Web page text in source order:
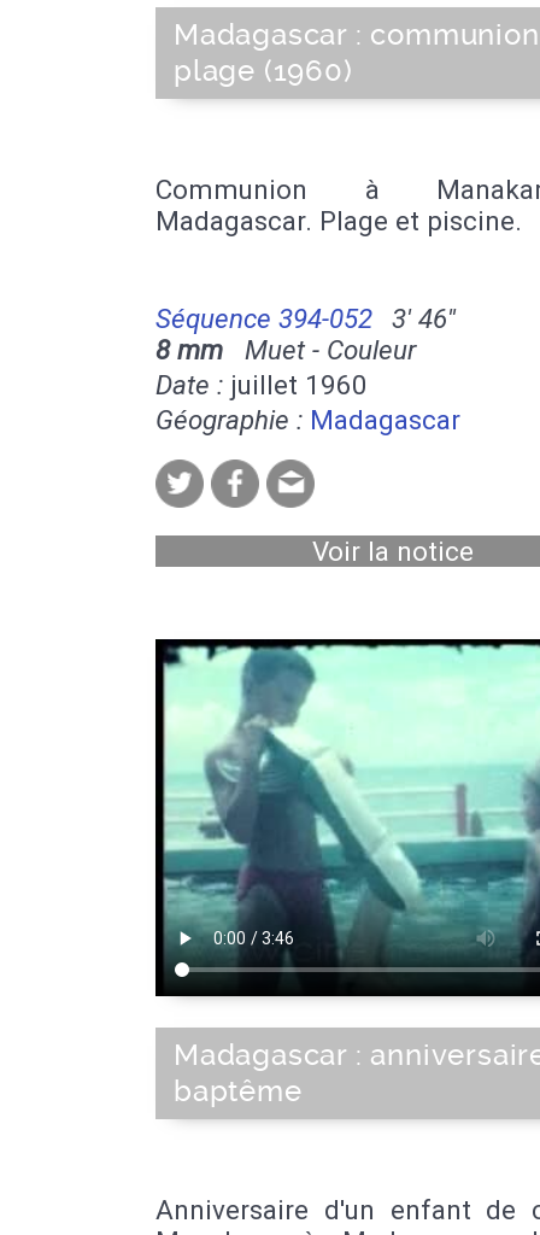
Madagascar :
plage (1960)
Communion à
Madagascar. Plage et piscine.
Séquence 394-052
3' 46''
8 mm Muet - Couleur
Date : juillet 1960
Géographie : Madagascar
Voir la notice
Madagascar :
baptême
Anniversaire d'un enfant de